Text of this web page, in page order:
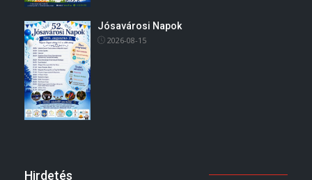
Jósavárosi Napok
2026-08-15
Hirdetés